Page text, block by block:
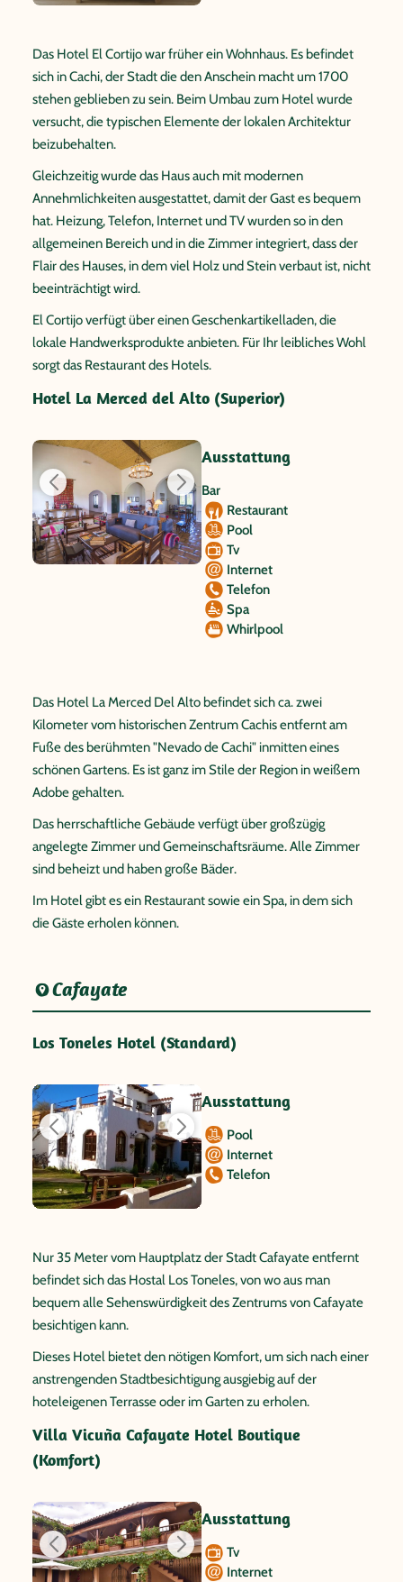
Das Hotel El Cortijo war früher ein Wohnhaus. Es befindet
sich in Cachi, der Stadt die den Anschein macht um 1700
stehen geblieben zu sein. Beim Umbau zum Hotel wurde
versucht, die typischen Elemente der lokalen Architektur
beizubehalten.
Gleichzeitig wurde das Haus auch mit modernen
Annehmlichkeiten ausgestattet, damit der Gast es bequem
hat. Heizung, Telefon, Internet und TV wurden so in den
allgemeinen Bereich und in die Zimmer integriert, dass der
Flair des Hauses, in dem viel Holz und Stein verbaut ist, nicht
beeinträchtigt wird.
El Cortijo verfügt über einen Geschenkartikelladen, die
lokale Handwerksprodukte anbieten. Für Ihr leibliches Wohl
sorgt das Restaurant des Hotels.
Hotel La Merced del Alto (Superior)
Ausstattung
Bar
Restaurant
Pool
Tv
Internet
Telefon
Spa
Whirlpool
Das Hotel La Merced Del Alto befindet sich ca. zwei
Kilometer vom historischen Zentrum Cachis entfernt am
Fuße des berühmten "Nevado de Cachi" inmitten eines
schönen Gartens. Es ist ganz im Stile der Region in weißem
Adobe gehalten.
Das herrschaftliche Gebäude verfügt über großzügig
angelegte Zimmer und Gemeinschaftsräume. Alle Zimmer
sind beheizt und haben große Bäder.
Im Hotel gibt es ein Restaurant sowie ein Spa, in dem sich
die Gäste erholen können.
Cafayate
Los Toneles Hotel (Standard)
Ausstattung
Pool
Internet
Telefon
Nur 35 Meter vom Hauptplatz der Stadt Cafayate entfernt
befindet sich das Hostal Los Toneles, von wo aus man
bequem alle Sehenswürdigkeit des Zentrums von Cafayate
besichtigen kann.
Dieses Hotel bietet den nötigen Komfort, um sich nach einer
anstrengenden Stadtbesichtigung ausgiebig auf der
hoteleigenen Terrasse oder im Garten zu erholen.
Villa Vicuña Cafayate Hotel Boutique
(Komfort)
Ausstattung
Tv
Internet